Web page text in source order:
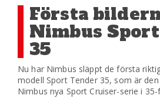
Första
Nimbus
35
Nu har Nimbus släppt de första
modell Sport Tender 35, som är
Nimbus nya Sport Cruiser-serie i